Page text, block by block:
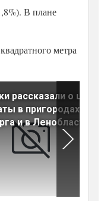
В плане
метра
рассказали о ценах
в пригородах
и в Ленобласти